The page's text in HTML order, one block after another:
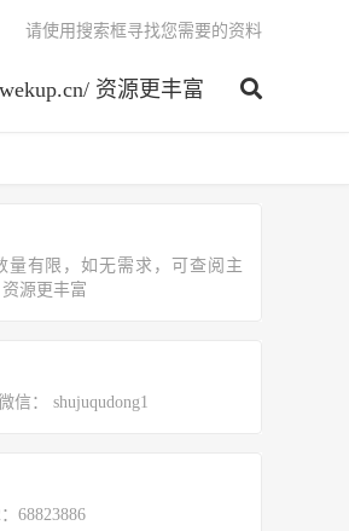
资源更丰富
请使用搜索框寻找您需要的资料
量有限，如无需求，可查阅主
资源更丰富
信： shujuqudong1
68823886